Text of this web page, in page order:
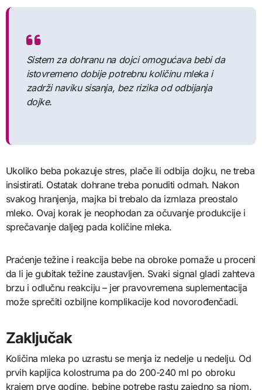
Sistem za dohranu na dojci omogućava bebi da
istovremeno dobije potrebnu količinu mleka i
zadrži naviku sisanja, bez rizika od odbijanja
dojke.
Ukoliko beba pokazuje stres, plače ili odbija dojku, ne treba
insistirati. Ostatak dohrane treba ponuditi odmah. Nakon
svakog hranjenja, majka bi trebalo da izmlaza preostalo
mleko. Ovaj korak je neophodan za očuvanje produkcije i
sprečavanje daljeg pada količine mleka.
Praćenje težine i reakcija bebe na obroke pomaže u proceni
da li je gubitak težine zaustavljen. Svaki signal gladi zahteva
brzu i odlučnu reakciju – jer pravovremena suplementacija
može sprečiti ozbiljne komplikacije kod novorođenčadi.
Zaključak
Količina mleka po uzrastu se menja iz nedelje u nedelju. Od
prvih kapljica kolostruma pa do 200-240 ml po obroku
krajem prve godine, bebine potrebe rastu zajedno sa njom.